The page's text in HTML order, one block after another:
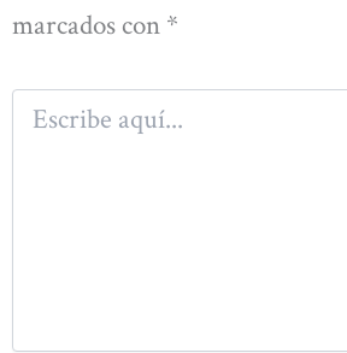
marcados con *
Escribe
aquí...